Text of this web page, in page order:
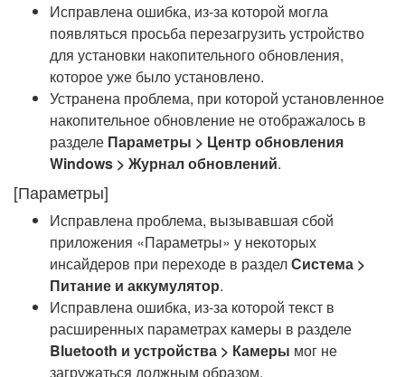
Исправлена ошибка, из-за которой могла
появляться просьба перезагрузить устройство
для установки накопительного обновления,
которое уже было установлено.
Устранена проблема, при которой установленное
накопительное обновление не отображалось в
разделе Параметры > Центр обновления
Windows > Журнал обновлений.
[Параметры]
Исправлена проблема, вызывавшая сбой
приложения «Параметры» у некоторых
инсайдеров при переходе в разделСистема >
Питание и аккумулятор.
Исправлена ошибка, из-за которой текст в
расширенных параметрах камеры в разделе
Bluetooth и устройства > Камеры мог не
загружаться должным образом.